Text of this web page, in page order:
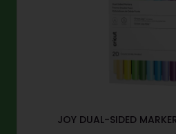
JOY DUAL-SIDED